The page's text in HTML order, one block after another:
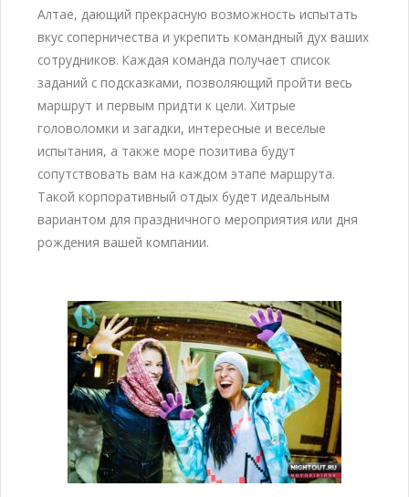
Алтае, дающий прекрасную возможность испытать
вкус соперничества и укрепить командный дух ваших
сотрудников. Каждая команда получает список
заданий с подсказками, позволяющий пройти весь
маршрут и первым придти к цели. Хитрые
головоломки и загадки, интересные и веселые
испытания, а также море позитива будут
сопутствовать вам на каждом этапе маршрута.
Такой корпоративный отдых будет идеальным
вариантом для праздничного мероприятия или дня
рождения вашей компании.